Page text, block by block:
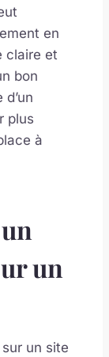
en
claire et
bon
plus
à
un
un site